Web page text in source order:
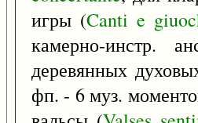
игры (Canti e
камерно-инстр.
деревянных
фп. - 6 муз.